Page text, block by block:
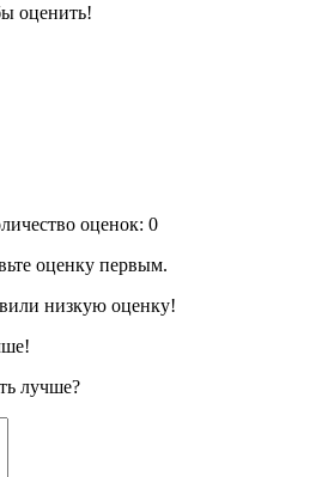
оценить!
оценок: 0
оценку первым.
низкую оценку!
лучше?